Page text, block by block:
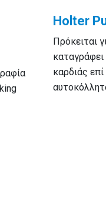
Holter
Πρόκειται
καρδιάς